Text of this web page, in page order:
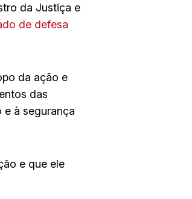
da Justiça e
de defesa
da ação e
das
à segurança
e que ele